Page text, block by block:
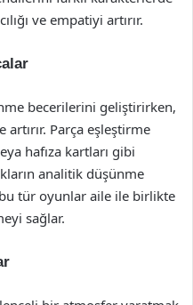
ve empatiyi artırır.
becerilerini geliştirirken,
Parça eşleştirme
hafıza kartları gibi
analitik düşünme
tür oyunlar aile ile birlikte
sağlar.